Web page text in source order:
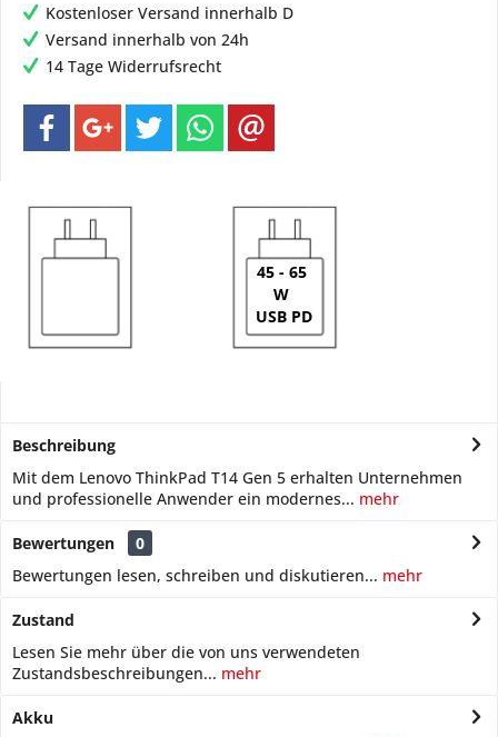
Kostenloser Versand innerhalb D
Versand innerhalb von 24h
14 Tage Widerrufsrecht
45 - 65
W
USB PD
Beschreibung
Mit dem Lenovo ThinkPad T14 Gen 5 erhalten Unternehmen
und professionelle Anwender ein modernes... mehr
Bewertungen
0
Bewertungen lesen, schreiben und diskutieren... mehr
Zustand
Lesen Sie mehr über die von uns verwendeten
Zustandsbeschreibungen... mehr
Akku